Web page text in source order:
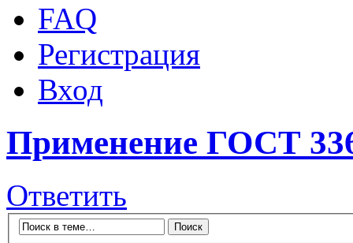
FAQ
Регистрация
Вход
Применение ГОСТ
Ответить